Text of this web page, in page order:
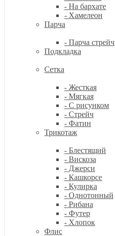
- На бархате
- Хамелеон
Парча
- Парча стрейч
Подкладка
Сетка
- Жесткая
- Мягкая
- С рисунком
- Стрейч
- Фатин
Трикотаж
- Блестящий
- Вискоза
- Джерси
- Кашкорсе
- Кулирка
- Однотонный
- Рибана
- Футер
- Хлопок
Флис